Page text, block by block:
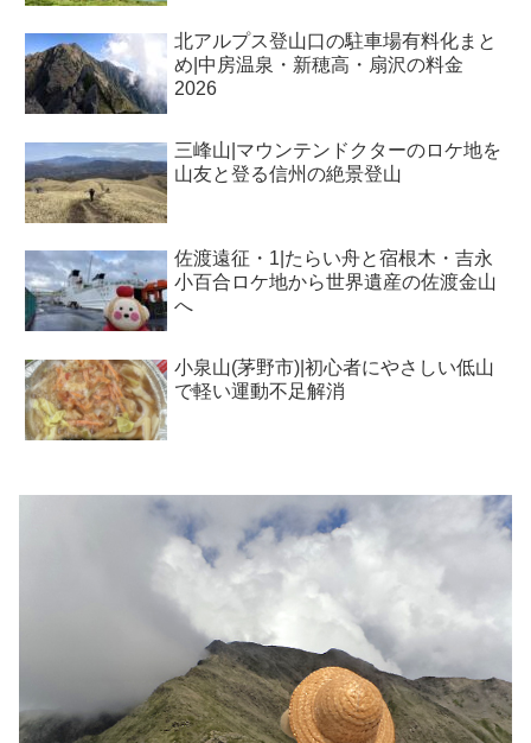
北アルプス登山口の駐車場有料化まと
め|中房温泉・新穂高・扇沢の料金
2026
三峰山|マウンテンドクターのロケ地を
山友と登る信州の絶景登山
佐渡遠征・1|たらい舟と宿根木・吉永
小百合ロケ地から世界遺産の佐渡金山
へ
小泉山(茅野市)|初心者にやさしい低山
で軽い運動不足解消